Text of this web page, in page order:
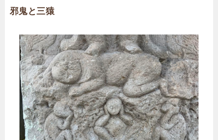
邪鬼と三猿